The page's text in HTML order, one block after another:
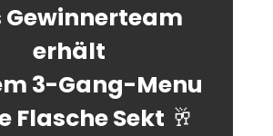
Gewinnerteam
erhält
3-Gang-Menu
Flasche Sekt 🥂